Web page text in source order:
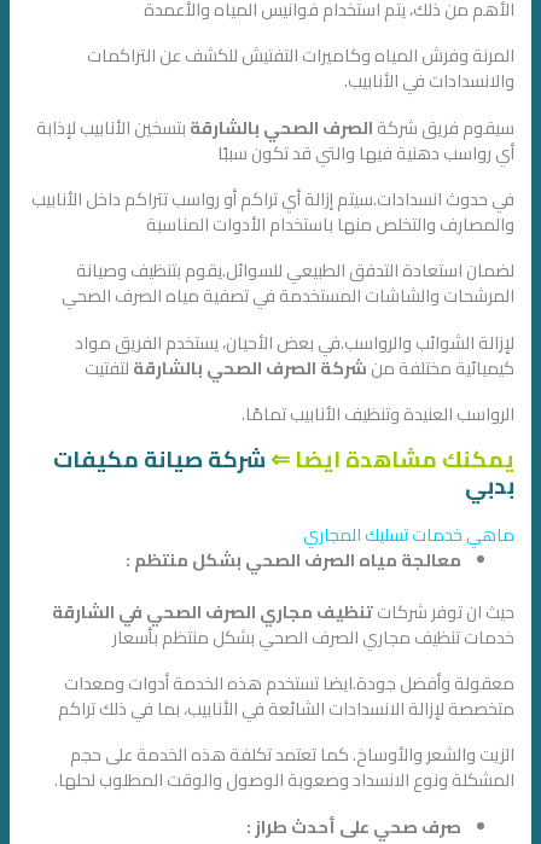
الأهم من ذلك، يتم استخدام فوانيس المياه والأعمدة
المرنة وفرش المياه وكاميرات التفتيش للكشف عن التراكمات
والانسدادات في الأنابيب.
سيقوم فريق شركةالصرف الصحي بالشارقةبتسخين الأنابيب لإذابة
أي رواسب دهنية فيها والتي قد تكون سببًا
في حدوث انسدادات.سيتم إزالة أي تراكم أو رواسب تتراكم داخل الأنابيب
والمصارف والتخلص منها باستخدام الأدوات المناسبة
لضمان استعادة التدفق الطبيعي للسوائل.يقوم بتنظيف وصيانة
المرشحات والشاشات المستخدمة في تصفية مياه الصرف الصحي
لإزالة الشوائب والرواسب.في بعض الأحيان، يستخدم الفريق مواد
كيميائية مختلفة منشركة الصرف الصحي بالشارقةلتفتيت
الرواسب العنيدة وتنظيف الأنابيب تمامًا.
يمكنك مشاهدة ايضا⇐شركة صيانة مكيفات
بدبي
ماهي خدمات تسليك المجاري
معالجة مياه الصرف الصحي بشكل منتظم :
حيث ان توفر شركاتتنظيف مجاري الصرف الصحي في الشارقة
خدمات تنظيف مجاري الصرف الصحي بشكل منتظم بأسعار
معقولة وأفضل جودة.ايضا تستخدم هذه الخدمة أدوات ومعدات
متخصصة لإزالة الانسدادات الشائعة في الأنابيب، بما في ذلك تراكم
الزيت والشعر والأوساخ. كما تعتمد تكلفة هذه الخدمة على حجم
المشكلة ونوع الانسداد وصعوبة الوصول والوقت المطلوب لحلها.
صرف صحي على أحدث طراز :